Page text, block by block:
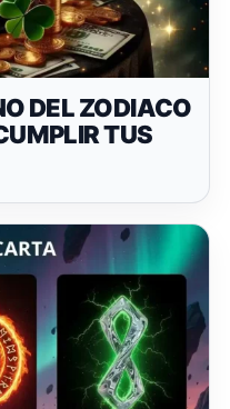
DEL ZODIACO
TUS